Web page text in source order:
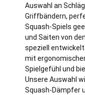
Auswahl an
Griffbändern,
Squash-Spiels
und Saiten von
speziell
mit
Spielgefühl und
Unsere Auswahl
Squash-Dämpfer